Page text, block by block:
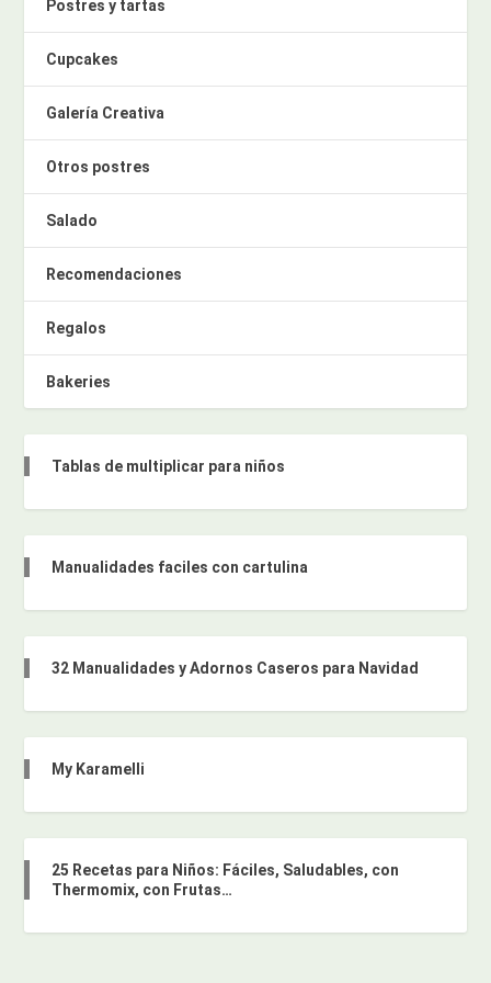
Postres y tartas
Cupcakes
Galería Creativa
Otros postres
Salado
Recomendaciones
Regalos
Bakeries
Tablas de multiplicar para niños
Manualidades faciles con cartulina
32 Manualidades y Adornos Caseros para Navidad
My Karamelli
25 Recetas para Niños: Fáciles, Saludables, con
Thermomix, con Frutas…